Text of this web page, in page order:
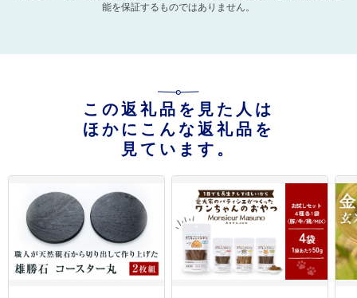
能を保証するものではありません。
この返礼品を見た人は
ほかにこんな返礼品を
見ています。